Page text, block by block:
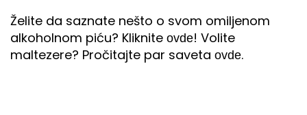
Želite da saznate nešto o svom omiljenom
alkoholnom piću? Kliknite ovde! Volite
maltezere? Pročitajte par saveta ovde.